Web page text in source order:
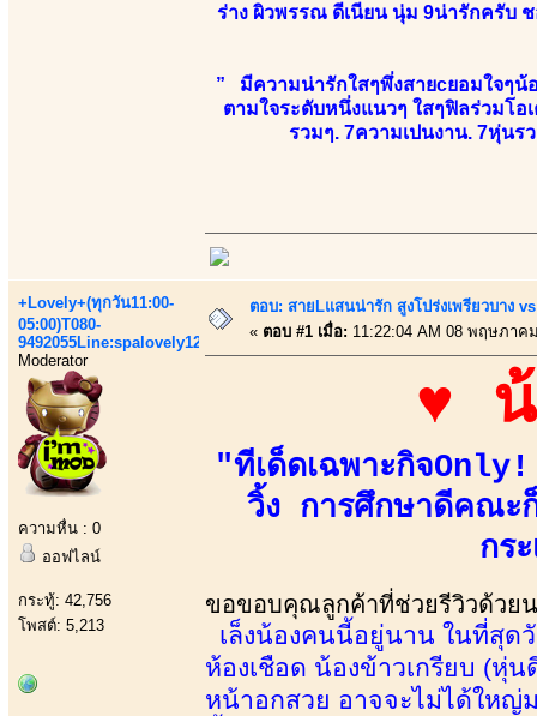
ร่าง ผิวพรรณ ดีเนียน นุ่ม 9น่ารักครับ
” มีความน่ารักใสๆพึ่งสายcยอมใจๆน้
ตามใจระดับหนึ่งแนวๆ ใสๆฟิลร่วมโอ
รวมๆ. 7ความเปนงาน. 7หุ่นร
+Lovely+(ทุกวัน11:00-
05:00)T080-
9492055Line:spalovely123
Moderator
ความหื่น : 0
ออฟไลน์
กระทู้: 42,756
โพสต์: 5,213
ตอบ: สายLแสนน่ารัก สูงโปร่งเพรียวบาง
« ตอบ #1 เมื่อ: 11:22:04 AM 08 พฤษภาค
♥ น้
"ทีเด็ดเฉพาะกิจ
วิ้ง การศึกษาดีคณ
กร
ขอขอบคุณลูกค้าที่ช่วยรีวิวด้วย
เล็งน้องคนนี้อยู่นาน ในที่สุด
ห้องเชือด น้องข้าวเกรียบ (หุ่
หน้าอกสวย อาจจะไม่ได้ใหญ่